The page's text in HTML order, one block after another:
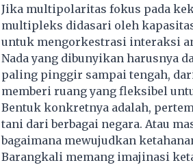
Jika multipolaritas fokus pada
multipleks didasari oleh
untuk mengorkestrasi interaksi
Nada yang dibunyikan harusnya
paling pinggir sampai tengah,
memberi ruang yang fleksibel
Bentuk konkretnya adalah,
tani dari berbagai negara. Atau
bagaimana mewujudkan
Barangkali memang imajinasi